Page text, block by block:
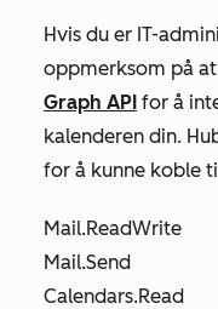
Hvis du er IT-
oppmerksom på
Graph API for å
kalenderen din.
for å kunne koble
Mail.ReadWrite
Mail.Send
Calendars.Read